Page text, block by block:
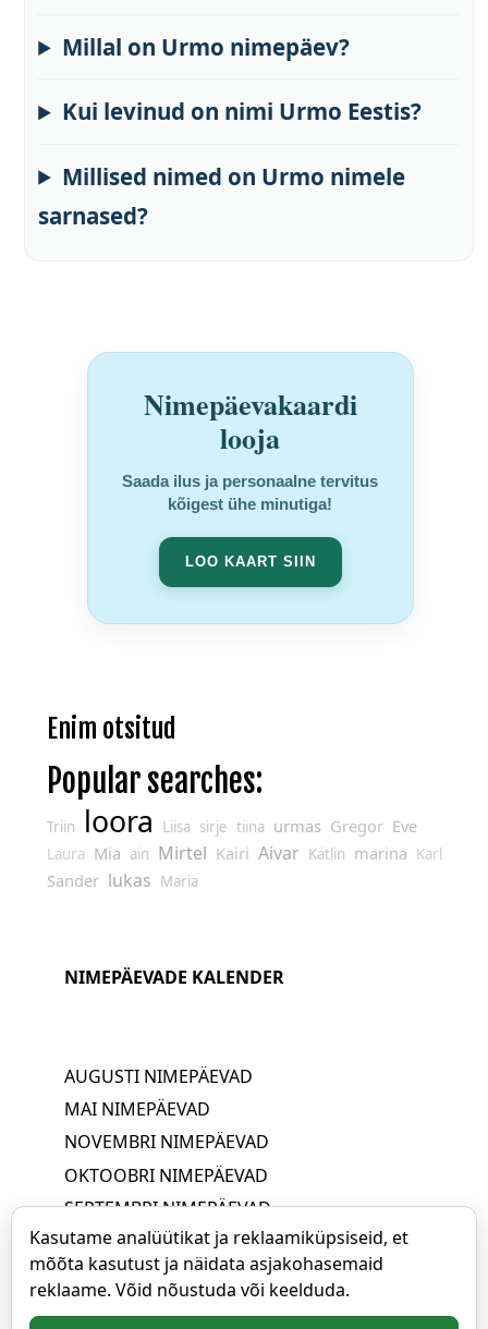
Millal on Urmo nimepäev?
Kui levinud on nimi Urmo Eestis?
Millised nimed on Urmo nimele
sarnased?
Nimepäevakaardi
looja
Saada ilus ja personaalne tervitus
kõigest ühe minutiga!
LOO KAART SIIN
Enim otsitud
Popular searches:
Triin loora Liisa sirje tiina urmas Gregor Eve
Laura Mia ain Mirtel Kairi Aivar Kätlin marina Karl
Sander lukas Maria
NIMEPÄEVADE KALENDER
AUGUSTI NIMEPÄEVAD
MAI NIMEPÄEVAD
NOVEMBRI NIMEPÄEVAD
OKTOOBRI NIMEPÄEVAD
SEPTEMBRI NIMEPÄEVAD
JUUNI NIMEPÄEVAD
APRILLI NIMEPÄEVAD
Kasutame analüütikat ja reklaamiküpsiseid, et
mõõta kasutust ja näidata asjakohasemaid
reklaame. Võid nõustuda või keelduda.